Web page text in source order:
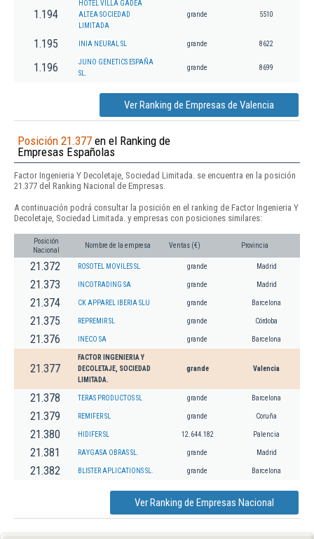
1.194
HOTEL VILLA GADEA
ALTEA SOCIEDAD
LIMITADA
grande 5510
1.195 INIA NEURAL SL grande 8622
1.196
JUNO GENETICS ESPAÑA
SL.
grande 8699
Ver Ranking de Empresas de Valencia
Posición 21.377 en el Ranking de
Empresas Españolas
Factor Ingenieria Y Decoletaje, Sociedad Limitada. se encuentra en la posición
21.377 del Ranking Nacional de Empresas.
A continuación podrá consultar la posición en el ranking de Factor Ingenieria Y
Decoletaje, Sociedad Limitada. y empresas con posiciones similares:
Posición
Nacional
Nombre de la empresa Ventas (€) Provincia
21.372 ROSOTEL MOVILES SL grande Madrid
21.373 INCOTRADING SA grande Madrid
21.374 CK APPAREL IBERIA SLU grande Barcelona
21.375 REPREMIR SL grande Córdoba
21.376 INECO SA grande Barcelona
21.377
FACTOR INGENIERIA Y
DECOLETAJE, SOCIEDAD
LIMITADA.
grande Valencia
21.378 TERAS PRODUCTOS SL grande Barcelona
21.379 REMIFER SL grande Coruña
21.380 HIDIFER SL 12.644.182 Palencia
21.381 RAYGASA OBRAS SL. grande Madrid
21.382 BLISTER APLICATIONS SL. grande Barcelona
Ver Ranking de Empresas Nacional